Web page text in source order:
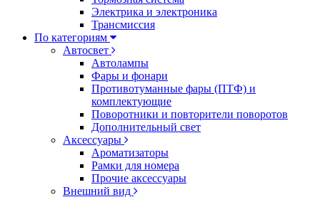
Электрика и электроника
Трансмиссия
По категориям
Автосвет
Автолампы
Фары и фонари
Противотуманные фары (ПТФ) и
комплектующие
Поворотники и повторители поворотов
Дополнительный свет
Аксессуары
Ароматизаторы
Рамки для номера
Прочие аксессуары
Внешний вид